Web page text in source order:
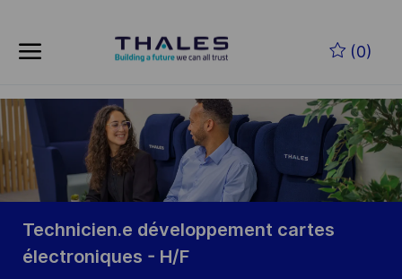
(0)
-
Technicien.e développement cartes
électroniques - H/F